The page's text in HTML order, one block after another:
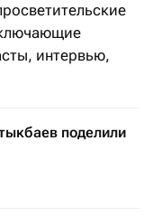
интервью,
поделили